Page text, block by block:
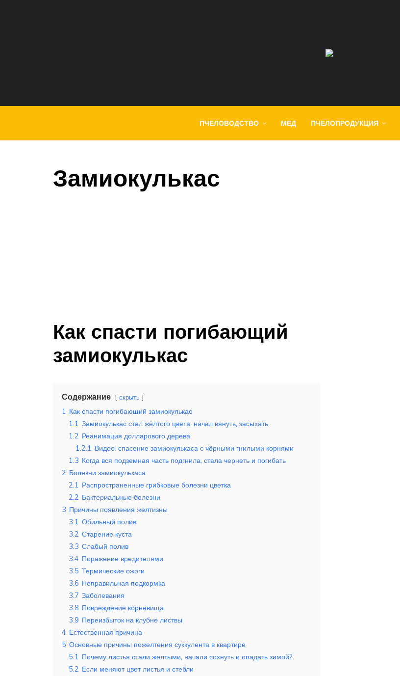
ПЧЕЛОВОДСТВО МЕД ПЧЕЛОПРОДУКЦИЯ
Замиокулькас
Как спасти погибающий
замиокулькас
Содержание скрыть
1
Как спасти погибающий замиокулькас
1.1 Замиокулькас стал жёлтого цвета, начал вянуть, засыхать
1.2 Реанимация долларового дерева
1.2.1
Видео: спасение замиокулькаса с чёрными гнилыми корнями
1.3 Когда вся подземная часть подгнила, стала чернеть и погибать
2 Болезни замиокулькаса
2.1
Распространенные грибковые болезни цветка
2.2 Бактериальные болезни
3 Причины появления желтизны
3.1 Обильный полив
3.2 Старение куста
3.3 Слабый полив
3.4 Поражение вредителями
3.5 Термические ожоги
3.6 Неправильная подкормка
3.7 Заболевания
3.8 Повреждение корневища
3.9 Переизбыток на клубне листвы
4 Естественная причина
5 Основные причины пожелтения суккулента в квартире
5.1
Почему листья стали желтыми, начали сохнуть и опадать зимой?
5.2 Если меняют цвет листья и стебли